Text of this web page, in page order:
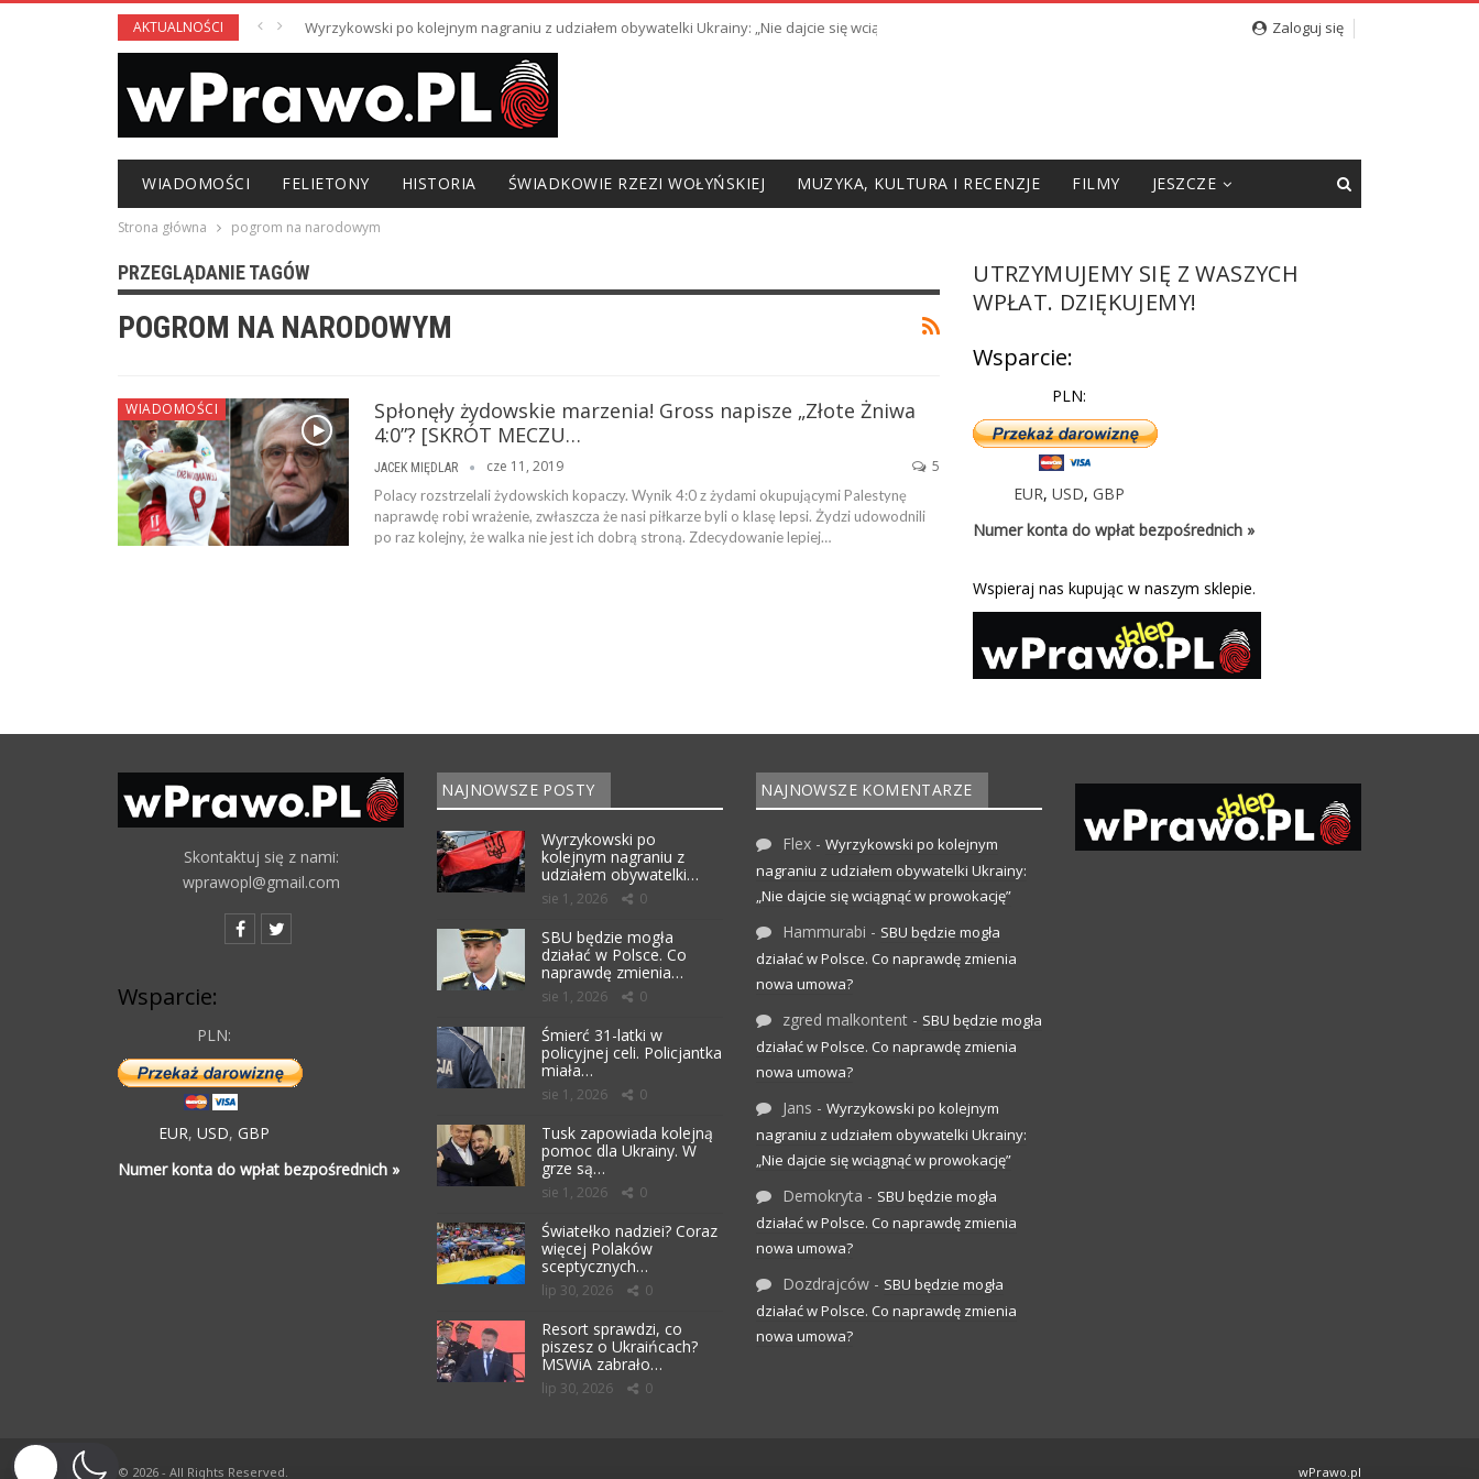
AKTUALNOŚCI Wyrzykowski po kolejnym nagraniu z udziałem obywatelki Ukrainy: „Nie dajcie się wciągnąć w prowokację” Zaloguj się
WIADOMOŚCI FELIETONY HISTORIA ŚWIADKOWIE RZEZI WOŁYŃSKIEJ MUZYKA, KULTURA I RECENZJE FILMY JESZCZE
Strona główna pogrom na narodowym
PRZEGLĄDANIE TAGÓW
POGROM NA NARODOWYM
WIADOMOŚCI
Spłonęły żydowskie marzenia! Gross napisze „Złote Żniwa
4:0”? [SKRÓT MECZU…
JACEK MIĘDLAR cze 11, 2019 5
Polacy rozstrzelali żydowskich kopaczy. Wynik 4:0 z żydami okupującymi Palestynę
naprawdę robi wrażenie, zwłaszcza że nasi piłkarze byli o klasę lepsi. Żydzi udowodnili
po raz kolejny, że walka nie jest ich dobrą stroną. Zdecydowanie lepiej…
UTRZYMUJEMY SIĘ Z WASZYCH
WPŁAT. DZIĘKUJEMY!
Wsparcie:
PLN:
EUR,USD,GBP
Numer konta do wpłat bezpośrednich »
Wspieraj nas kupując w naszym sklepie.
Skontaktuj się z nami:
wprawopl@gmail.com
Wsparcie:
PLN:
EUR, USD, GBP
Numer konta do wpłat bezpośrednich »
NAJNOWSZE POSTY
Wyrzykowski po
kolejnym nagraniu z
udziałem obywatelki…
sie 1, 2026 0
SBU będzie mogła
działać w Polsce. Co
naprawdę zmienia…
sie 1, 2026 0
Śmierć 31-latki w
policyjnej celi. Policjantka
miała…
sie 1, 2026 0
Tusk zapowiada kolejną
pomoc dla Ukrainy. W
grze są…
sie 1, 2026 0
Światełko nadziei? Coraz
więcej Polaków
sceptycznych…
lip 30, 2026 0
Resort sprawdzi, co
piszesz o Ukraińcach?
MSWiA zabrało…
lip 30, 2026 0
NAJNOWSZE KOMENTARZE
Flex - Wyrzykowski po kolejnym
nagraniu z udziałem obywatelki Ukrainy:
„Nie dajcie się wciągnąć w prowokację”
Hammurabi - SBU będzie mogła
działać w Polsce. Co naprawdę zmienia
nowa umowa?
zgred malkontent - SBU będzie mogła
działać w Polsce. Co naprawdę zmienia
nowa umowa?
Jans - Wyrzykowski po kolejnym
nagraniu z udziałem obywatelki Ukrainy:
„Nie dajcie się wciągnąć w prowokację”
Demokryta - SBU będzie mogła
działać w Polsce. Co naprawdę zmienia
nowa umowa?
Dozdrajców - SBU będzie mogła
działać w Polsce. Co naprawdę zmienia
nowa umowa?
© 2026 - All Rights Reserved. wPrawo.pl